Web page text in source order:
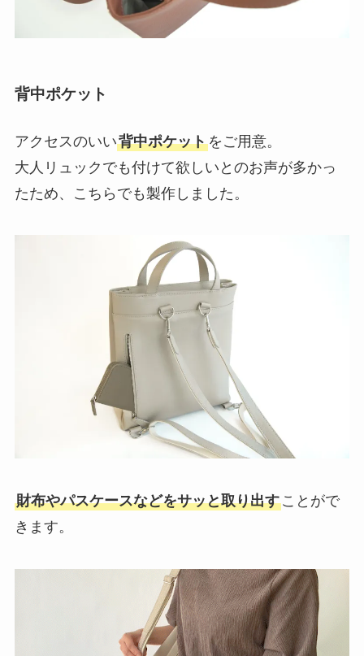
背中ポケット
アクセスのいい背中ポケットをご用意。
大人リュックでも付けて欲しいとのお声が多かっ
たため、こちらでも製作しました。
財布やパスケースなどをサッと取り出すことがで
きます。